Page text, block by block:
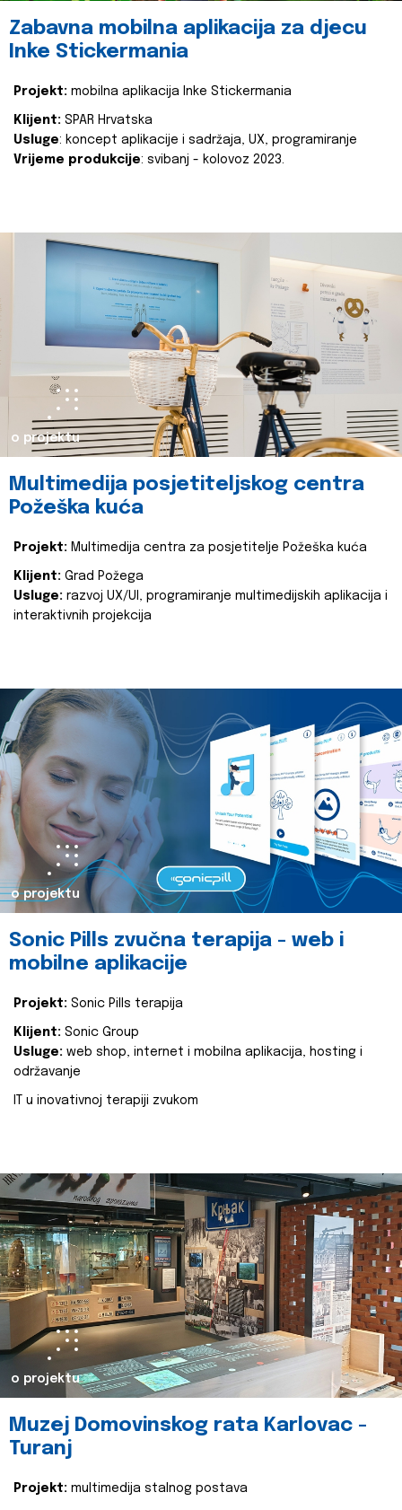
Zabavna mobilna aplikacija za djecu
Inke Stickermania
Projekt: mobilna aplikacija Inke Stickermania
Klijent: SPAR Hrvatska
Usluge: koncept aplikacije i sadržaja, UX, programiranje
Vrijeme produkcije: svibanj - kolovoz 2023.
o projektu
Multimedija posjetiteljskog centra
Požeška kuća
Projekt: Multimedija centra za posjetitelje Požeška kuća
Klijent: Grad Požega
Usluge: razvoj UX/UI, programiranje multimedijskih aplikacija i
interaktivnih projekcija
o projektu
Sonic Pills zvučna terapija - web i
mobilne aplikacije
Projekt: Sonic Pills terapija
Klijent: Sonic Group
Usluge: web shop, internet i mobilna aplikacija, hosting i
održavanje
IT u inovativnoj terapiji zvukom
o projektu
Muzej Domovinskog rata Karlovac -
Turanj
Projekt: multimedija stalnog postava